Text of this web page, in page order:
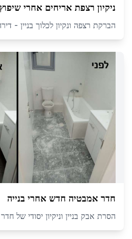
ניקיון רצפת אריחים אחרי שיפוץ
הברקת רצפה ונקיון לכלוך בניין -
חדר אמבטיה חדש אחרי בנייה
הסרת אבק בניין וניקיון יסודי של